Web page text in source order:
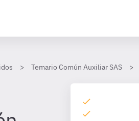
Temario Común Auxiliar SAS